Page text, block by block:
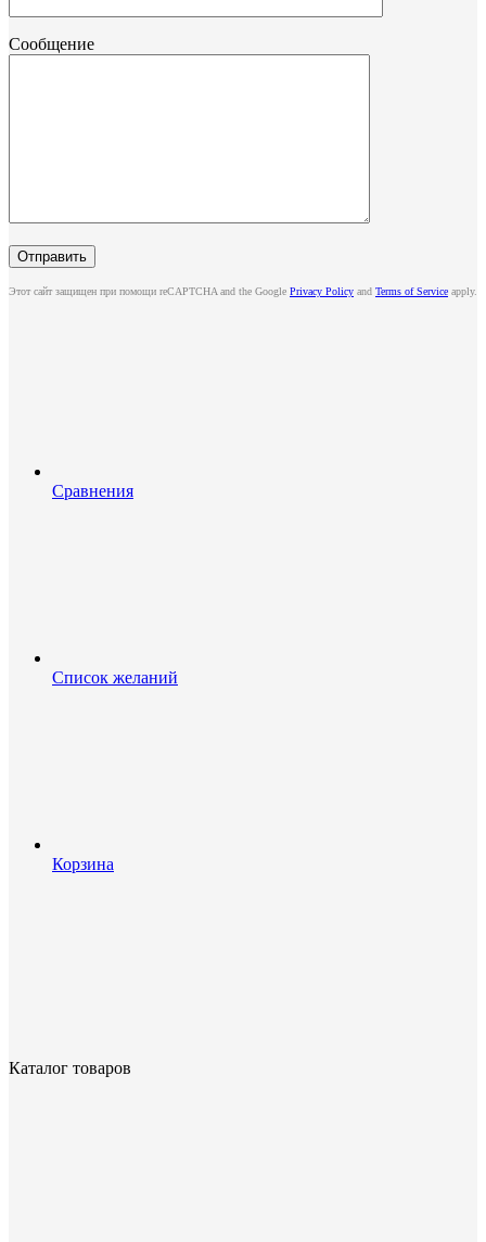
Сообщение
Этот сайт защищен при помощи reCAPTCHA and the Google Privacy Policy and Terms of Service apply.
Сравнения
Список желаний
Корзина
Каталог товаров